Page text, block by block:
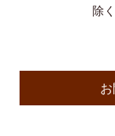
除く